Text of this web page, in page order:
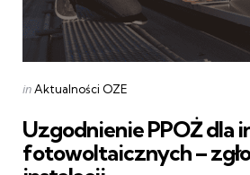
Categories
Posted
inAktualności OZE
Uzgodnienie PPOŻ dla
fotowoltaicznych –